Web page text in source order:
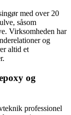
med over 20
såsom
Virksomheden har
og
altid et
og
professionel